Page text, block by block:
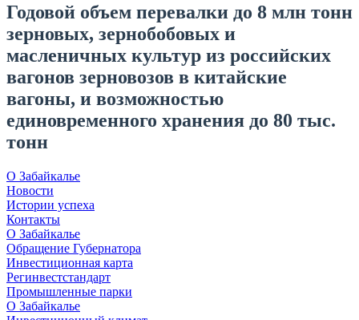
Годовой объем перевалки до 8 млн тонн
зерновых, зернобобовых и
масленичных культур из российских
вагонов зерновозов в китайские
вагоны, и возможностью
единовременного хранения до 80 тыс.
тонн
О Забайкалье
Новости
Истории успеха
Контакты
О Забайкалье
Обращение Губернатора
Инвестиционная карта
Регинвестстандарт
Промышленные парки
О Забайкалье